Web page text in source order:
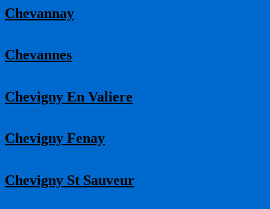
Chevannay
Chevannes
Chevigny En Valiere
Chevigny Fenay
Chevigny St Sauveur